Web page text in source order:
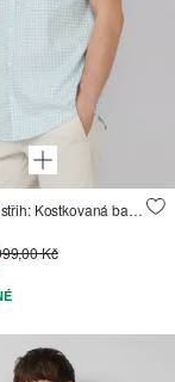
Pravidelný střih: Kostkovaná bavlněná košile s límcem na knoflíky
Kč